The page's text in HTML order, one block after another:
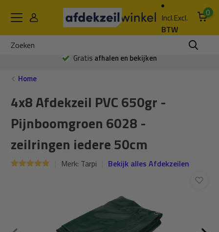
Incl.Excl.
BTW
0
Gratis afhalen en bekijken
Home
4x8 Afdekzeil PVC 650gr -
Pijnboomgroen 6028 -
zeilringen iedere 50cm
Merk: Tarpi Bekijk alles Afdekzeilen